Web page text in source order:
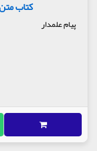
کتاب
پیام علمدار